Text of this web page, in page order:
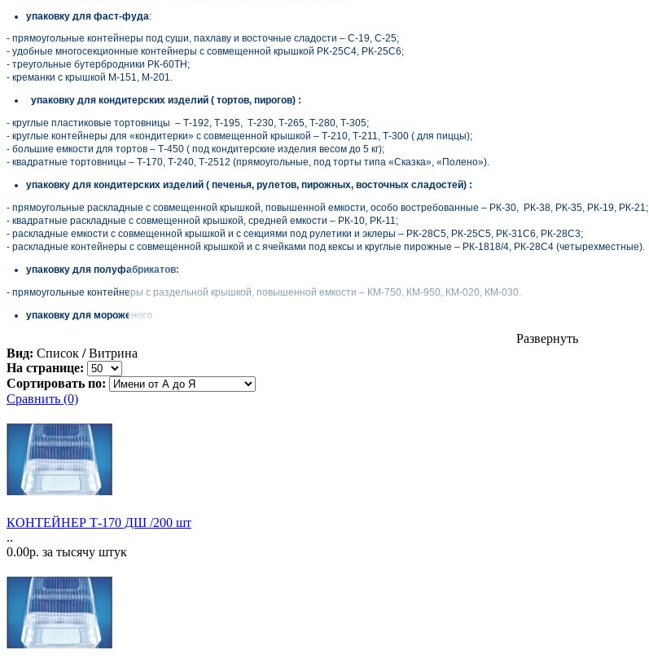
упаковку для фаст-фуда:
- прямоугольные контейнеры под суши, пахлаву и восточные сладости – С-19, С-25;
- удобные многосекционные контейнеры с совмещенной крышкой РК-25С4, РК-25С6;
- треугольные бутербродники РК-60ТН;
- креманки с крышкой М-151, М-201.
упаковку для кондитерских изделий ( тортов, пирогов) :
- круглые пластиковые тортовницы – Т-192, Т-195, Т-230, Т-265, Т-280, Т-305;
- круглые контейнеры для «кондитерки» с совмещенной крышкой – Т-210, Т-211, Т-300 ( для пиццы);
- большие емкости для тортов – Т-450 ( под кондитерские изделия весом до 5 кг);
- квадратные тортовницы – Т-170, Т-240, Т-2512 (прямоугольные, под торты типа «Сказка», «Полено»).
упаковку для кондитерских изделий ( печенья, рулетов, пирожных, восточных сладостей) :
- прямоугольные раскладные с совмещенной крышкой, повышенной емкости, особо востребованные – РК-30, РК-38, РК-35, РК-19, РК-21;
- квадратные раскладные с совмещенной крышкой, средней емкости – РК-10, РК-11;
- раскладные емкости с совмещенной крышкой и с секциями под рулетики и эклеры – РК-28С5, РК-25С5, РК-31С6, РК-28С3;
- раскладные контейнеры с совмещенной крышкой и с ячейками под кексы и круглые пирожные – РК-1818/4, РК-28С4 (четырехместные).
упаковку для полуфабрикатов:
- прямоугольные контейнеры с раздельной крышкой, повышенной емкости – КМ-750, КМ-950, КМ-020, КМ-030.
упаковку для мороженого
Развернуть
Вид: Список / Витрина
На странице:
Сортировать по:
Сравнить (0)
КОНТЕЙНЕР Т-170 ДШ /200 шт
..
0.00р. за тысячу штук